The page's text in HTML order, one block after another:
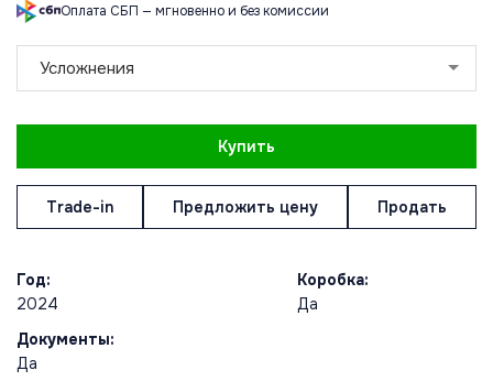
Оплата СБП — мгновенно и без комиссии
Усложнения
Купить
Trade-in Предложить цену Продать
Год:
2024
Коробка:
Да
Документы:
Да